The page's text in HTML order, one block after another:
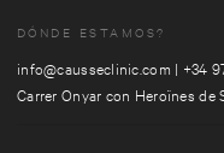
DÓNDE ESTAMOS?
info@causseclinic.com | +34
Carrer Onyar con Heroïnes de